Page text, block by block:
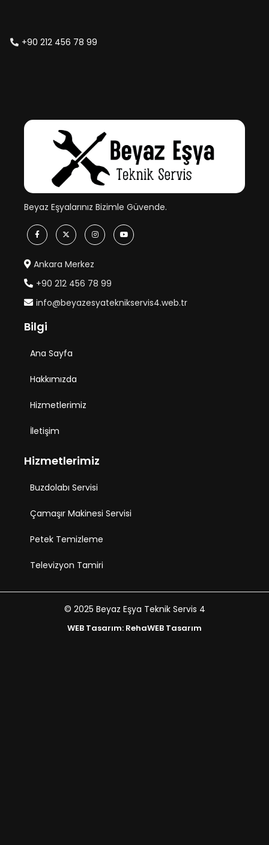
+90 212 456 78 99
Beyaz Eşyalarınız Bizimle Güvende.
Ankara Merkez
+90 212 456 78 99
info@beyazesyateknikservis4.web.tr
Bilgi
Ana Sayfa
Hakkımızda
Hizmetlerimiz
İletişim
Hizmetlerimiz
Buzdolabı Servisi
Çamaşır Makinesi Servisi
Petek Temizleme
Televizyon Tamiri
© 2025 Beyaz Eşya Teknik Servis 4
WEB Tasarım: RehaWEB Tasarım